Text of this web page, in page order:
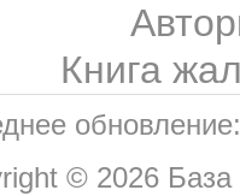
Книга
© 2026 База